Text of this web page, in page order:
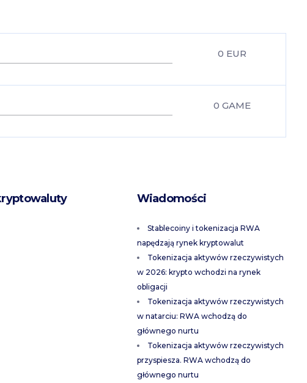
0 EUR
0 GAME
Wiadomości
Stablecoiny i tokenizacja RWA
napędzają rynek kryptowalut
Tokenizacja aktywów rzeczywistych
w 2026: krypto wchodzi na rynek
obligacji
Tokenizacja aktywów rzeczywistych
w natarciu: RWA wchodzą do
głównego nurtu
Tokenizacja aktywów rzeczywistych
przyspiesza. RWA wchodzą do
głównego nurtu